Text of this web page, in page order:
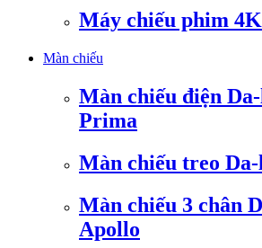
Máy chiếu phim 4K
Màn chiếu
Màn chiếu điện
Prima
Màn chiếu treo
Màn chiếu 3 chân
Apollo